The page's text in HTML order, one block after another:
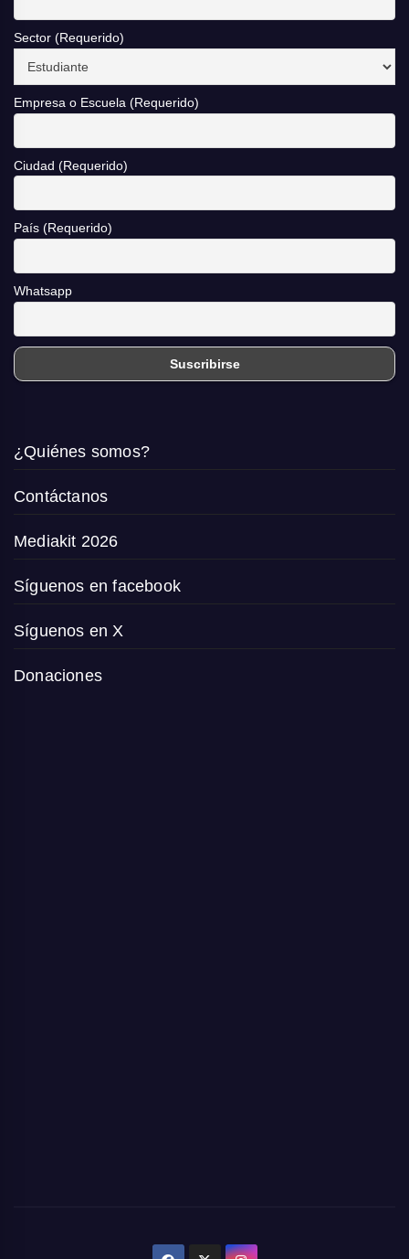
Sector (Requerido)
Empresa o Escuela (Requerido)
Ciudad (Requerido)
País (Requerido)
Whatsapp
¿Quiénes somos?
Contáctanos
Mediakit 2026
Síguenos en facebook
Síguenos en X
Donaciones